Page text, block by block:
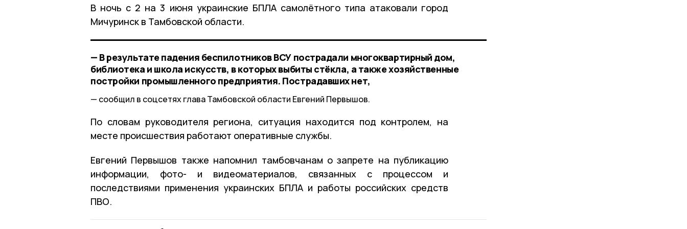
В ночь с 2 на 3 июня украинские БПЛА самолётного типа атаковали город
Мичуринск в Тамбовской области.
— В результате падения беспилотников ВСУ пострадали многоквартирный дом,
библиотека и школа искусств, в которых выбиты стёкла, а также хозяйственные
постройки промышленного предприятия. Пострадавших нет,
сообщил в соцсетях глава Тамбовской области Евгений Первышов.
По словам руководителя региона, ситуация находится под контролем, на
месте происшествия работают оперативные службы.
Евгений Первышов также напомнил тамбовчанам о запрете на публикацию
информации, фото- и видеоматериалов, связанных с процессом и
последствиями применения украинских БПЛА и работы российских средств
ПВО.